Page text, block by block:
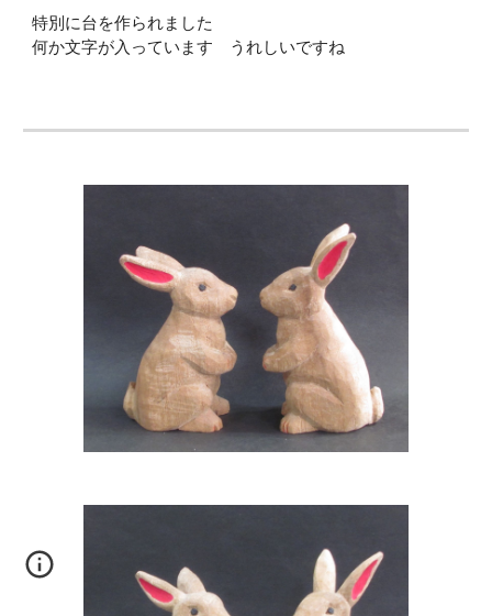
特別に台を作られました
何か文字が入っています　うれしいですね